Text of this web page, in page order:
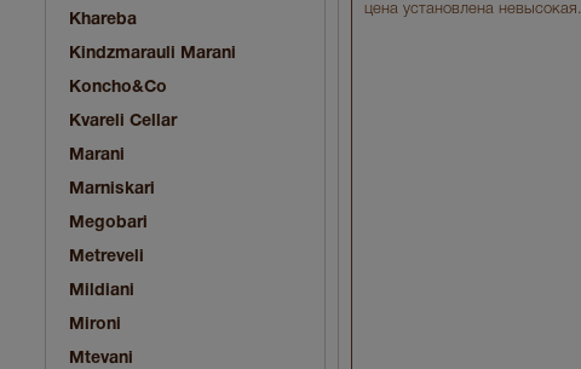
Khareba
Kindzmarauli Marani
Koncho&Co
Kvareli Cellar
Marani
Marniskari
Megobari
Metreveli
Mildiani
Mironi
Mtevani
цена установлена невысокая.